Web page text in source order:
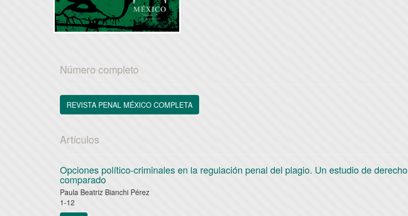
Número completo
REVISTA PENAL MÉXICO COMPLETA
Artículos
Opciones político-criminales en la regulación penal del plagio. Un estudio de derecho
comparado
Paula Beatriz Bianchi Pérez
1-12